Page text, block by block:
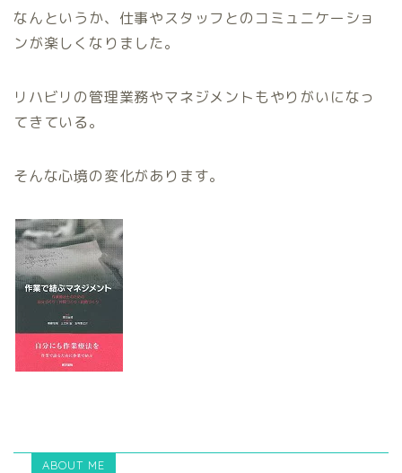
なんというか、仕事やスタッフとのコミュニケーショ
ンが楽しくなりました。
リハビリの管理業務やマネジメントもやりがいになっ
てきている。
そんな心境の変化があります。
ABOUT ME